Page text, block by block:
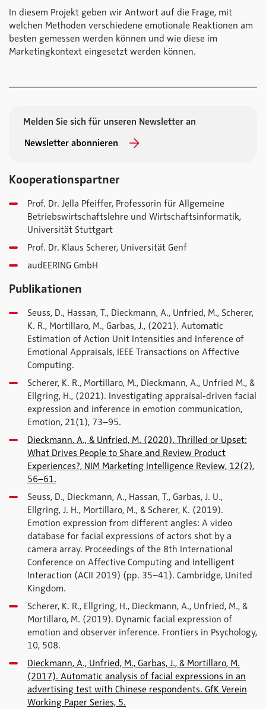
Melden Sie sich für unseren Newsletter an
Newsletter abonnieren
In diesem Projekt geben wir Antwort auf die Frage, mit
welchen Methoden verschiedene emotionale Reaktionen am
besten gemessen werden können und wie diese im
Marketingkontext eingesetzt werden können.
Kooperationspartner
Prof. Dr. Jella Pfeiffer, Professorin für Allgemeine
Betriebswirtschaftslehre und Wirtschaftsinformatik,
Universität Stuttgart
Prof. Dr. Klaus Scherer, Universität Genf
audEERING GmbH
Publikationen
Seuss, D., Hassan, T., Dieckmann, A., Unfried, M., Scherer,
K. R., Mortillaro, M., Garbas, J., (2021). Automatic
Estimation of Action Unit Intensities and Inference of
Emotional Appraisals, IEEE Transactions on Affective
Computing.
Scherer, K. R., Mortillaro, M., Dieckmann, A., Unfried M., &
Ellgring, H., (2021). Investigating appraisal-driven facial
expression and inference in emotion communication,
Emotion, 21(1), 73–95.
Dieckmann, A., & Unfried, M. (2020). Thrilled or Upset:
What Drives People to Share and Review Product
Experiences?, NIM Marketing Intelligence Review, 12(2),
56–61.
Seuss, D., Dieckmann, A., Hassan, T., Garbas, J. U.,
Ellgring, J. H., Mortillaro, M., & Scherer, K. (2019).
Emotion expression from different angles: A video
database for facial expressions of actors shot by a
camera array. Proceedings of the 8th International
Conference on Affective Computing and Intelligent
Interaction (ACII 2019) (pp. 35–41). Cambridge, United
Kingdom.
Scherer, K. R., Ellgring, H., Dieckmann, A., Unfried, M., &
Mortillaro, M. (2019). Dynamic facial expression of
emotion and observer inference. Frontiers in Psychology,
10, 508.
Dieckmann, A., Unfried, M., Garbas, J., & Mortillaro, M.
(2017). Automatic analysis of facial expressions in an
advertising test with Chinese respondents. GfK Verein
Working Paper Series, 5.